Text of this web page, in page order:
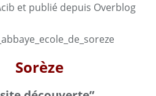
et publié depuis Overblog
Sorèze